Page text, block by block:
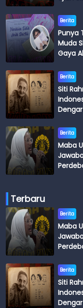
Berita
Punya
Muda
Gaya
Berita
Siti
Berita
Maba
Terbaru
Berita
Maba
Berita
Siti